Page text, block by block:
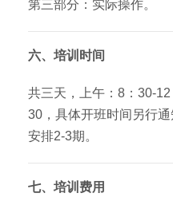
第三部分：实际操作。
六、培训时间
共三天，上午：8：30-
30，具体开班时间另行
安排2-3期。
七、培训费用